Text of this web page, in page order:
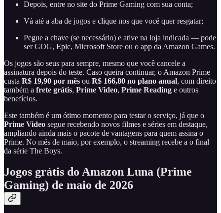
Depois, entre no site do Prime Gaming com sua conta;
Vá até a aba de jogos e clique nos que você quer resgatar;
Pegue a chave (se necessário) e ative na loja indicada — pode
ser GOG, Epic, Microsoft Store ou o app da Amazon Games.
Os jogos são seus para sempre, mesmo que você cancele a
assinatura depois do teste. Caso queira continuar, o Amazon Prime
custa R$ 19,90 por mês ou R$ 166,80 no plano anual, com direito
também a frete grátis, Prime Video, Prime Reading e outros
benefícios.
Este também é um ótimo momento para testar o serviço, já que o
Prime Video segue recebendo novos filmes e séries em destaque,
ampliando ainda mais o pacote de vantagens para quem assina o
Prime. No mês de maio, por exemplo, o streaming recebe a o final
da série The Boys.
Jogos grátis do Amazon Luna (Prime
Gaming) de maio de 2026